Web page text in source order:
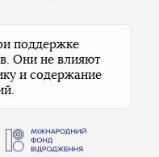
поддержке
Они не влияют
и содержание